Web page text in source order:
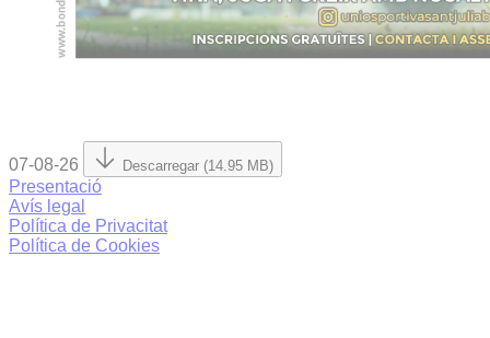
07-08-26 Descarregar (14.95 MB)
Presentació
Avís legal
Política de Privacitat
Política de Cookies